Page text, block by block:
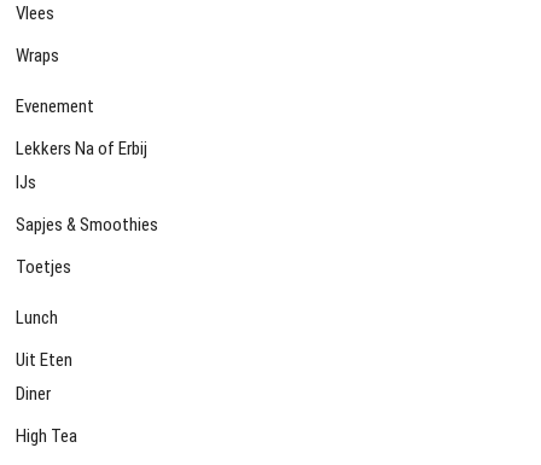
Vlees
Wraps
Evenement
Lekkers Na of Erbij
IJs
Sapjes & Smoothies
Toetjes
Lunch
Uit Eten
Diner
High Tea